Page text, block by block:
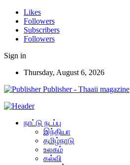
Likes
Followers
Subscribers
Followers
Sign in
Thursday, August 6, 2026
Publisher - Thaaii magazine
நாட்டு நடப்பு
இந்தியா
தமிழ்நாடு
உலகம்
கல்வி